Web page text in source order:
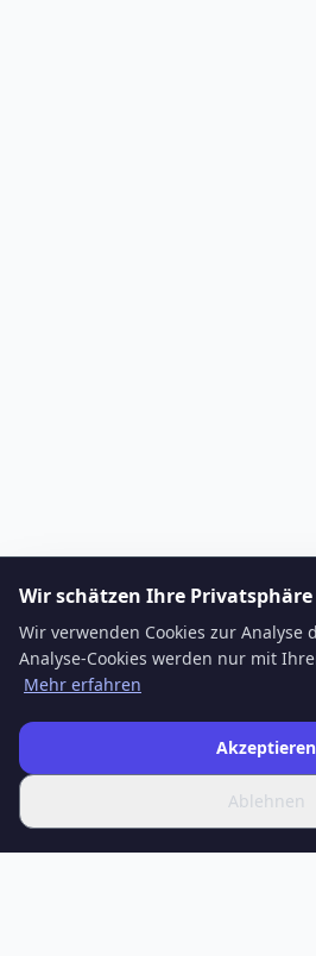
Wir schätzen Ihre Privatsphäre
Wir verwenden Cookies zur Analyse
Analyse-Cookies werden nur mit
Mehr erfahren
Ablehnen
Akzeptieren